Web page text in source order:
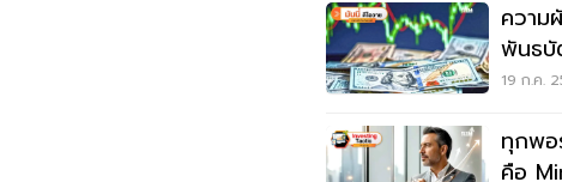
ความ
พันธบั
19 ก.ค.
ทุกพอ
คือ